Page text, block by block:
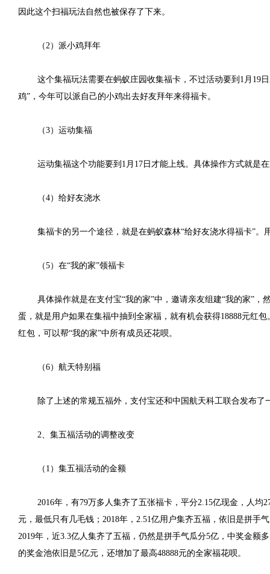
因此这个扫福玩法自然也被保存了下来。
（2）派小鸡拜年
这个集福玩法需要在蚂蚁庄园收集福卡，不过活动要到1月19
鸡”，今年可以派自己的小鸡出去好友拜年来得福卡。
（3）运动集福
运动集福这个功能要到1月17日才能上线。具体操作方式就是
（4）给好友浇水
集福卡的另一个途径，就是在蚂蚁森林“给好友浇水得福卡”
（5）在“我的家”领福卡
具体操作就是在支付宝“我的家”中，邀请亲友组建“我的家”
蛋，就是用户如果在集福中抽到全家福，就有机会获得18888元红
红包，可以帮“我的家”中所有成员还花呗。
（6）航天特别福
除了上述的常规五福外，支付宝还和中国航天科工联合发布了
2、集五福活动的调整改变
（1）集五福活动的金额
2016年，有79万多人集齐了五张福卡，平分2.15亿现金，人均
元，最低只有几毛钱；2018年，2.51亿用户集齐五福，依旧是拼手
2019年，近3.3亿人集齐了五福，仍然是拼手气瓜分5亿，中奖金额
的奖金池依旧是5亿元，还增加了最高48888元的全家福花呗。